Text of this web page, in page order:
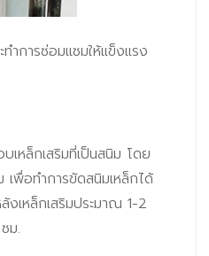
าการซ่อมแซมให้แข็งแรง
หล็กเสริมที่เป็นสนิม โดย
เพื่อทำการขัดสนิมเหล็กได้
งเหล็กเสริมประมาณ 1-2
ซม.